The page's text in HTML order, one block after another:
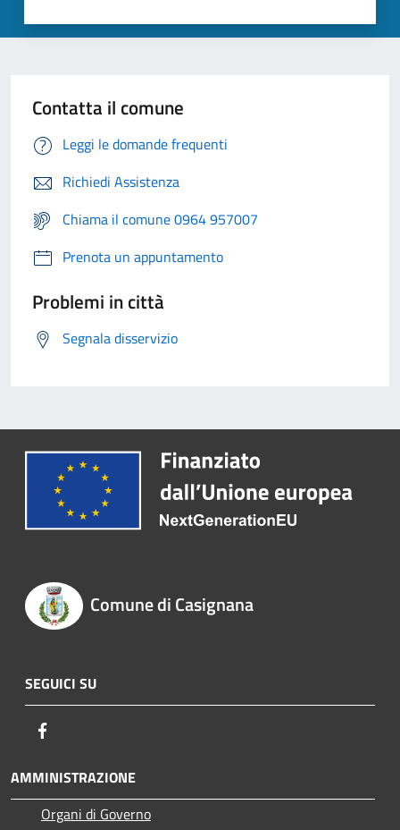
Contatta il comune
Leggi le domande frequenti
Richiedi Assistenza
Chiama il comune 0964 957007
Prenota un appuntamento
Problemi in città
Segnala disservizio
Comune di Casignana
SEGUICI SU
AMMINISTRAZIONE
Organi di Governo